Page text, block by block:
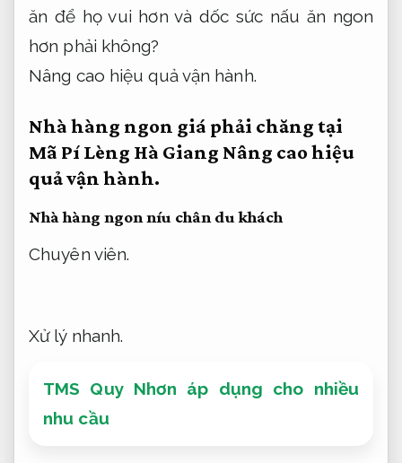
ăn để họ vui hơn và dốc sức nấu ăn ngon
hơn phải không?
Nâng cao hiệu quả vận hành.
Nhà hàng ngon giá phải chăng tại
Mã Pí Lèng Hà Giang Nâng cao hiệu
quả vận hành.
Nhà hàng ngon níu chân du khách
Chuyên viên.
Xử lý nhanh.
TMS Quy Nhơn áp dụng cho nhiều
nhu cầu